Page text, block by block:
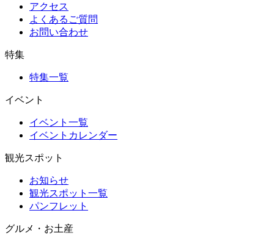
アクセス
よくあるご質問
お問い合わせ
特集
特集一覧
イベント
イベント一覧
イベントカレンダー
観光スポット
お知らせ
観光スポット一覧
パンフレット
グルメ・お土産